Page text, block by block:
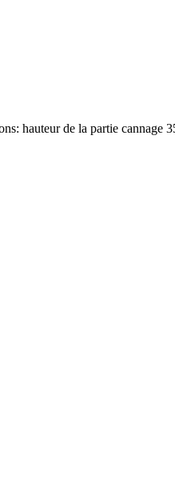
hauteur de la partie cannage